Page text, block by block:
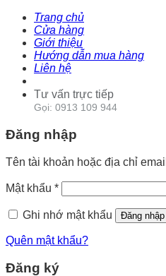
Trang chủ
Cửa hàng
Giới thiệu
Hướng dẫn mua hàng
Liên hệ
Tư vấn trực tiếp
Gọi: 0913 109 944
Đăng nhập
Tên tài khoản hoặc địa chỉ email
Mật khẩu *
Ghi nhớ mật khẩu Đăng nhập
Quên mật khẩu?
Đăng ký